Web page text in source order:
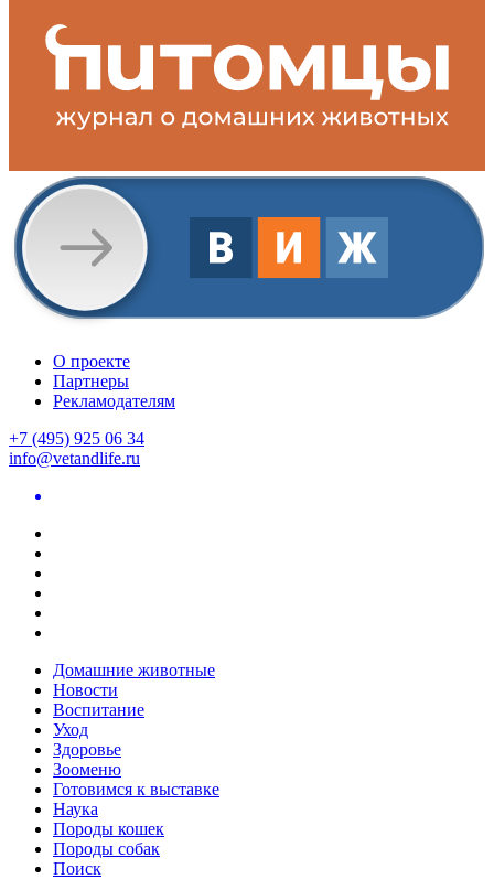
О проекте
Партнеры
Рекламодателям
+7 (495) 925 06 34
info@vetandlife.ru
Домашние животные
Новости
Воспитание
Уход
Здоровье
Зооменю
Готовимся к выставке
Наука
Породы кошек
Породы собак
Поиск